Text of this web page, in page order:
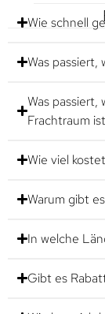
Wie schnell
Was passiert,
Was passiert,
Frachtraum
Wie viel
Warum gibt
In welche
Gibt es